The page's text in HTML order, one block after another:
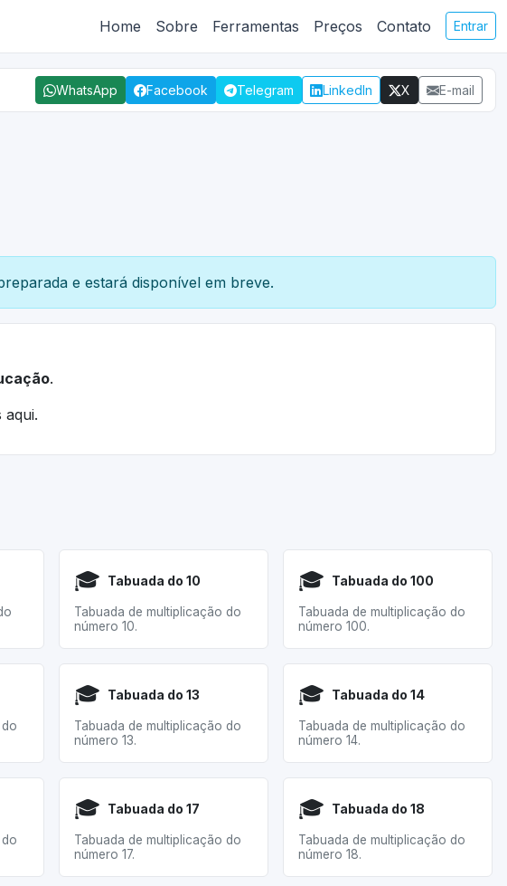
Home Sobre Ferramentas Preços Contato Entrar
WhatsApp Facebook Telegram LinkedIn X E-mail
e estará disponível em breve.
.
aqui.
🎓 Tabuada do 10
Tabuada de multiplicação do
número 10.
🎓 Tabuada do 100
Tabuada de multiplicação do
número 100.
🎓 Tabuada do 13
Tabuada de multiplicação do
número 13.
🎓 Tabuada do 14
Tabuada de multiplicação do
número 14.
🎓 Tabuada do 17
Tabuada de multiplicação do
número 17.
🎓 Tabuada do 18
Tabuada de multiplicação do
número 18.